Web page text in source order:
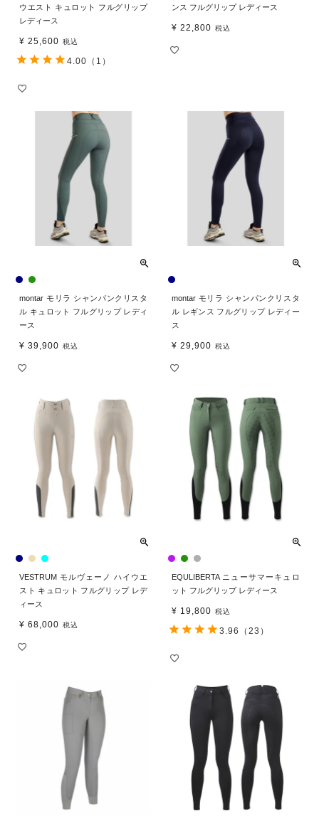
ウエスト キュロット フルグリップ
レディース
¥ 25,600 税込
4.00 （1）
ンス フルグリップ レディース
¥ 22,800 税込
montar モリラ シャンパンクリスタ
ル キュロット フルグリップ レディ
ース
¥ 39,900 税込
montar モリラ シャンパンクリスタ
ル レギンス フルグリップ レディー
ス
¥ 29,900 税込
VESTRUM モルヴェーノ ハイウエ
スト キュロット フルグリップ レデ
ィース
¥ 68,000 税込
EQULIBERTA ニューサマーキュロ
ット フルグリップ レディース
¥ 19,800 税込
3.96 （23）